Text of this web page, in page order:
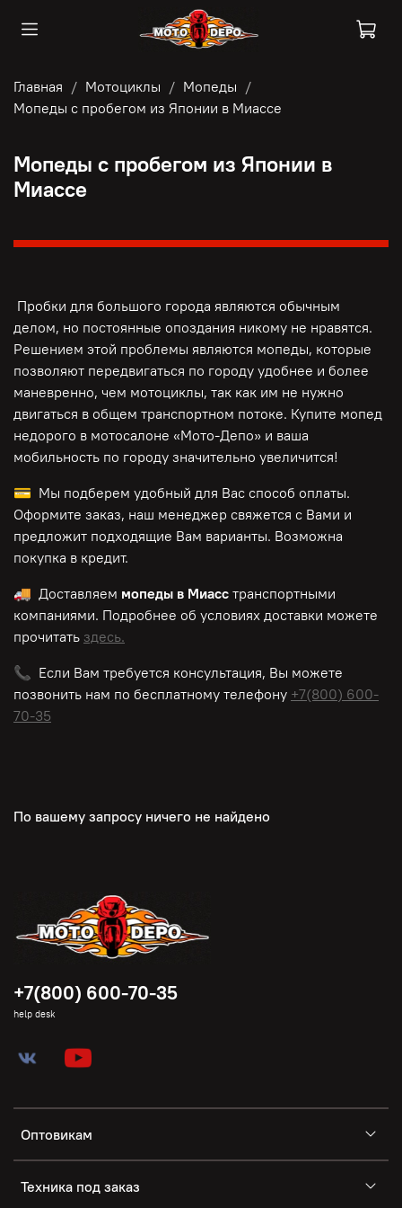
Главная Мотоциклы
Мопеды
Мопеды с пробегом из Японии в Миассе
Мопеды с пробегом из Японии в
Миассе
Пробки для большого города являются обычным
делом, но постоянные опоздания никому не нравятся.
Решением этой проблемы являются мопеды, которые
позволяют передвигаться по городу удобнее и более
маневренно, чем мотоциклы, так как им не нужно
двигаться в общем транспортном потоке. Купите мопед
недорого в мотосалоне «Мото-Депо» и ваша
мобильность по городу значительно увеличится!
💳 Мы подберем удобный для Вас способ оплаты.
Оформите заказ, наш менеджер свяжется с Вами и
предложит подходящие Вам варианты. Возможна
покупка в кредит.
🚚 Доставляем мопеды в Миасс транспортными
компаниями. Подробнее об условиях доставки можете
прочитать здесь.
📞 Если Вам требуется консультация, Вы можете
позвонить нам по бесплатному телефону +7(800) 600-
70-35
По вашему запросу ничего не найдено
Оптовикам
Техника под заказ
+7(800) 600-70-35
help desk